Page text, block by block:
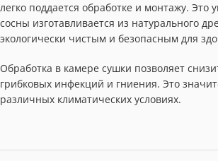
легко поддается обработке и монтажу.
сосны изготавливается из натурального
экологически чистым и безопасным для
Обработка в камере сушки позволяет
грибковых инфекций и гниения. Это
различных климатических условиях.